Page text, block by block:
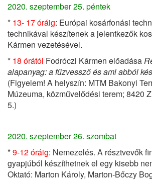
2020. szeptember 25. péntek
* 13- 17 óráig: Európai kosárfonási
technikával készítenek a jelentkezők
Kármen vezetésével.
* 18 órától Fodróczi Kármen előadása
alapanyag: a fűzvessző és ami abból
(Figyelem! A helyszín: MTM Bakonyi
Múzeuma, közművelődési terem; 8420
5.)
2020. szeptember 26. szombat
*9-12 óráig: Nemezelés. A résztvevők
gyapjúból készíthetnek el egy kisebb
Oktató: Marton Károly, Marton-Bőczy